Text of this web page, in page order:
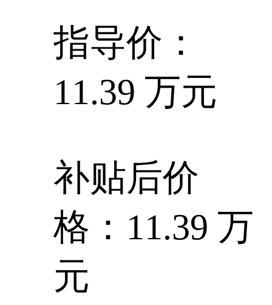
指导价：
11.39 万元
补贴后价
格：11.39 万
元